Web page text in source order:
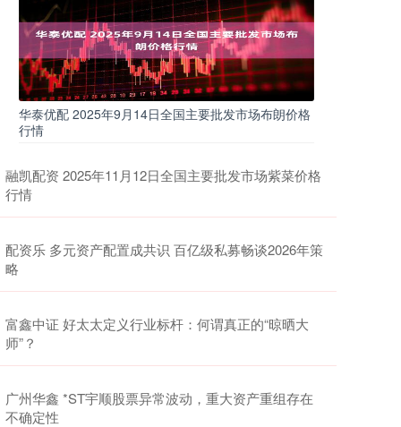
华泰优配 2025年9月14日全国主要批发市场布朗价格
行情
融凯配资 2025年11月12日全国主要批发市场紫菜价格
行情
配资乐 多元资产配置成共识 百亿级私募畅谈2026年策
略
富鑫中证 好太太定义行业标杆：何谓真正的“晾晒大
师”？
广州华鑫 *ST宇顺股票异常波动，重大资产重组存在
不确定性